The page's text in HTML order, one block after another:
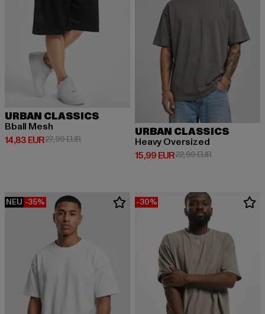
URBAN CLASSICS
Bball Mesh
14,83 EUR
Derzeitiger Preis: 14,83 EUR
27,99 EURAktionspreis: 27,99 EUR
URBAN CLASSICS
Heavy Oversized
15,99 EUR
Derzeitiger Preis: 15,99 EUR
22,99 EURAktionspreis:
NEU -35% -30%